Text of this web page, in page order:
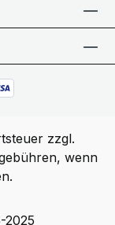
zzgl.
wenn
2025